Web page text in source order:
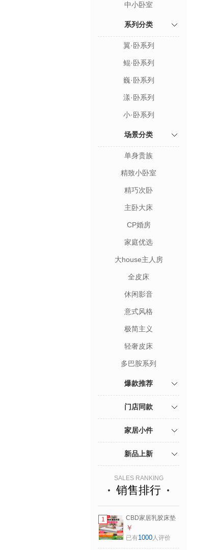
中小卧室
系列分类
翼·卧系列
鲲·卧系列
巍·卧系列
漾·卧系列
小·卧系列
场景分类
单身贵族
精致小卧室
精巧次卧
主卧大床
CP婚房
家庭优选
大house主人房
全皮床
休闲影音
意式风格
极简主义
轻奢皮床
多巴胺系列
爆款推荐
门店同款
家居小件
新品上新
SALES RANKING
销售排行
1
CBD家居乳胶床垫
席梦思静音独袋弹
簧软硬适中床垫乳
￥
已有1000人评价